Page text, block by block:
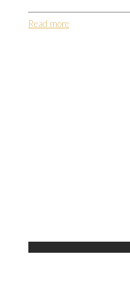
Read more